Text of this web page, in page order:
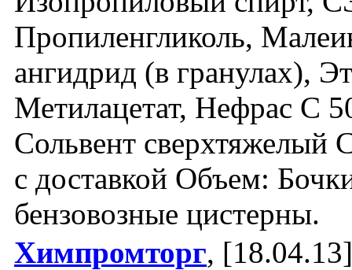
Пропиленгликоль,
ангидрид (в гранулах),
Метилацетат, Нефрас С
Сольвент сверхтяжелый
с доставкой Объем:
бензовозные цистерны.
Химпромторг, [18.04.13]